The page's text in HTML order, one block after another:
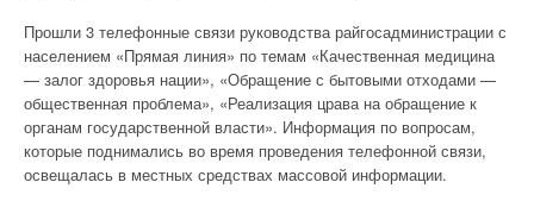
Прошли 3 телефонные связи руководства райгосадминистрации с
населением «Прямая линия» по темам «Качественная медицина
— залог здоровья нации», «Обращение с бытовыми отходами —
общественная проблема», «Реализация црава на обращение к
органам государственной власти». Информация по вопросам,
которые поднимались во время проведения телефонной связи,
освещалась в местных средствах массовой информации.